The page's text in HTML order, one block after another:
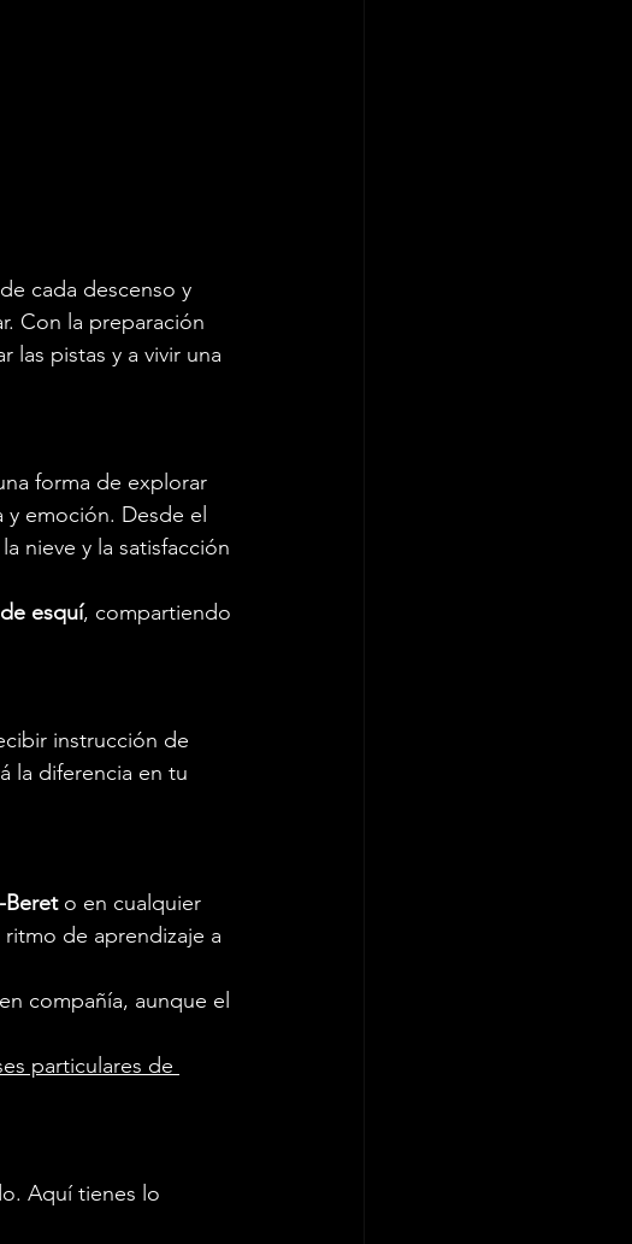
cada descenso y
Con la preparación
las pistas y a vivir una
forma de explorar
emoción. Desde el
nieve y la satisfacción
esquí, compartiendo
instrucción de
la diferencia en tu
Beret o en cualquier
de aprendizaje a
compañía, aunque el
particulares de
Aquí tienes lo